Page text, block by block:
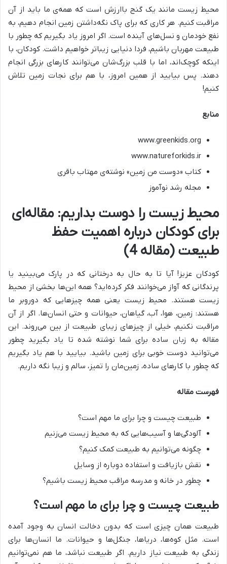
محیط زیست مانند یک گنج باارزش است که همه‌ی ما باید از آن
مراقبت کنیم. هر کاری که برای پاک نگه‌داشتن زمین انجام دهیم، به
نفع خودمان و نسل‌های آینده است. اگر امروز یاد بگیریم که چطور با
طبیعت مهربان باشیم، فردا دنیایی زیباتر خواهیم داشت. کودکان، با
اینکه کوچک‌اند، اما با قلب بزرگ‌شان می‌توانند کارهای بزرگی انجام
دهند. پس بیایید از همین امروز، با هم برای نجات زمین تلاش
کنیم!
منابع
www.greenkids.org
www.natureforkids.ir
کتاب «دوست من زمین» نوشته‌ی مهتاب باقری
مجله رشد نوآموز
محیط زیست را دوست بداریم: مقاله‌ای
برای کودکان درباره اهمیت حفظ
طبیعت (مقاله 4)
کودکان عزیز! آیا تا به حال به درختانی که در پارک می‌بینید یا
پرندگانی که آواز می‌خوانند فکر کرده‌اید؟ همه این‌ها بخشی از محیط
زیست هستند. محیط زیست یعنی همه چیزهایی که دوروبر ما
هستند: زمین، هوا، آب، گیاهان، حیوانات و حتی انسان‌ها. اگر از آن
مراقبت نکنیم، خیلی از چیزهای زیبای طبیعت از بین می‌روند. این
مقاله به زبان ساده برای شما نوشته شده تا یاد بگیرید چطور
می‌توانید دوست خوبی برای زمین باشید. بیایید با هم یاد بگیریم
که چطور با کارهای ساده، زمین‌مان را تمیز، سالم و زیبا نگه داریم.
فهرست مقاله
طبیعت چیست و چرا برای ما مهم است؟
آلودگی‌ها و آسیب‌هایی که به محیط زیست می‌زنیم
چگونه می‌توانیم به طبیعت کمک کنیم؟
نقش بازیافت و استفاده دوباره از وسایل
چطور در خانه و مدرسه مراقب محیط زیست باشیم؟
طبیعت چیست و چرا برای ما مهم است؟
طبیعت همان چیزی است که بدون دخالت انسان به وجود آمده
است. مثل کوه‌ها، دریاها، جنگل‌ها و حیوانات. ما انسان‌ها برای
زندگی به طبیعت نیاز داریم. اگر طبیعت نباشد، ما هم نمی‌توانیم